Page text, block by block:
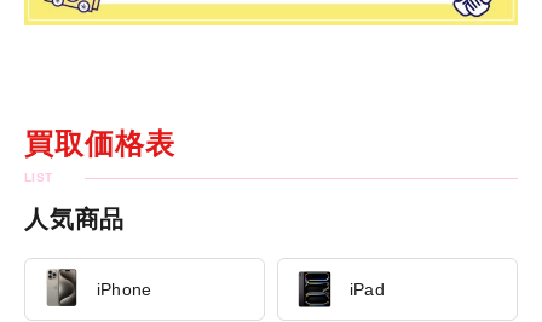
買取価格表
人気商品
iPhone iPad